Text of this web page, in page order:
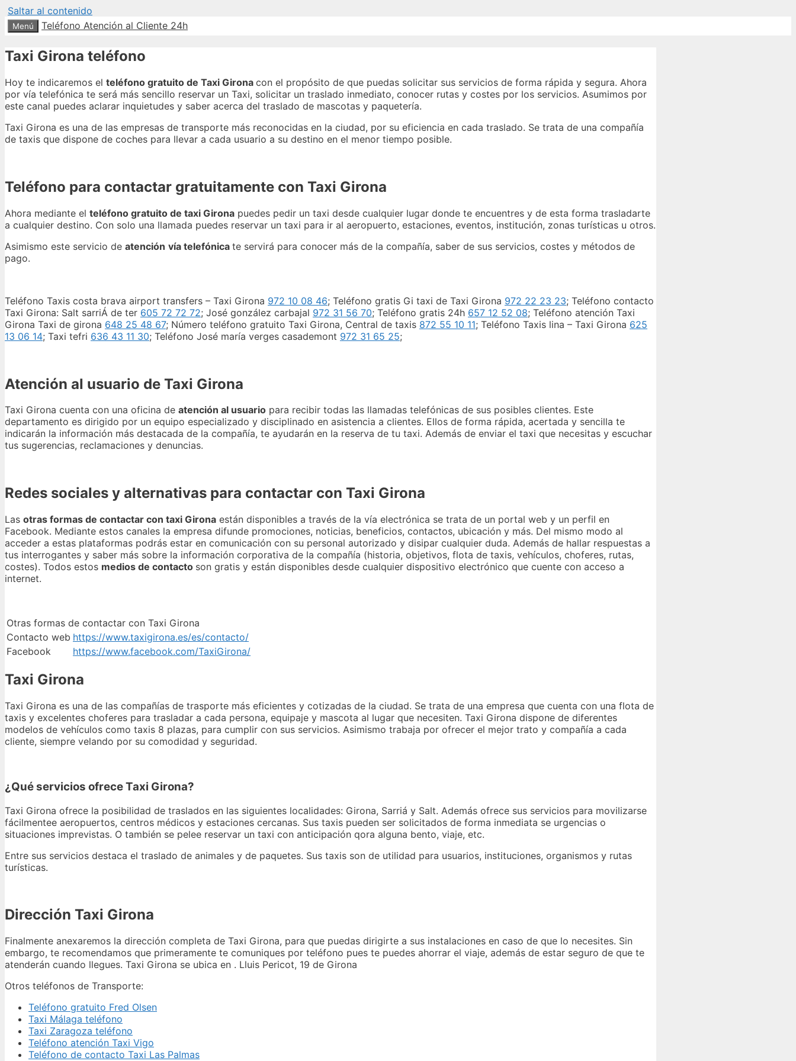
Saltar al contenido
Menú Teléfono Atención al Cliente 24h
Taxi Girona teléfono
Hoy te indicaremos el teléfono gratuito de Taxi Girona con el propósito de que puedas solicitar sus servicios de forma rápida y segura. Ahora
por vía telefónica te será más sencillo reservar un Taxi, solicitar un traslado inmediato, conocer rutas y costes por los servicios. Asumimos por
este canal puedes aclarar inquietudes y saber acerca del traslado de mascotas y paquetería.
Taxi Girona es una de las empresas de transporte más reconocidas en la ciudad, por su eficiencia en cada traslado. Se trata de una compañía
de taxis que dispone de coches para llevar a cada usuario a su destino en el menor tiempo posible.
Teléfono para contactar gratuitamente con Taxi Girona
Ahora mediante el teléfono gratuito de taxi Girona puedes pedir un taxi desde cualquier lugar donde te encuentres y de esta forma trasladarte
a cualquier destino. Con solo una llamada puedes reservar un taxi para ir al aeropuerto, estaciones, eventos, institución, zonas turísticas u otros.
Asimismo este servicio de atención vía telefónica te servirá para conocer más de la compañía, saber de sus servicios, costes y métodos de
pago.
Teléfono Taxis costa brava airport transfers – Taxi Girona 972 10 08 46; Teléfono gratis Gi taxi de Taxi Girona 972 22 23 23; Teléfono contacto
Taxi Girona: Salt sarriÁ de ter 605 72 72 72; José gonzález carbajal 972 31 56 70; Teléfono gratis 24h 657 12 52 08; Teléfono atención Taxi
Girona Taxi de girona 648 25 48 67; Número teléfono gratuito Taxi Girona, Central de taxis 872 55 10 11; Teléfono Taxis lina – Taxi Girona 625
13 06 14; Taxi tefri 636 43 11 30; Teléfono José maría verges casademont 972 31 65 25;
Atención al usuario de Taxi Girona
Taxi Girona cuenta con una oficina de atención al usuario para recibir todas las llamadas telefónicas de sus posibles clientes. Este
departamento es dirigido por un equipo especializado y disciplinado en asistencia a clientes. Ellos de forma rápida, acertada y sencilla te
indicarán la información más destacada de la compañía, te ayudarán en la reserva de tu taxi. Además de enviar el taxi que necesitas y escuchar
tus sugerencias, reclamaciones y denuncias.
Redes sociales y alternativas para contactar con Taxi Girona
Las otras formas de contactar con taxi Girona están disponibles a través de la vía electrónica se trata de un portal web y un perfil en
Facebook. Mediante estos canales la empresa difunde promociones, noticias, beneficios, contactos, ubicación y más. Del mismo modo al
acceder a estas plataformas podrás estar en comunicación con su personal autorizado y disipar cualquier duda. Además de hallar respuestas a
tus interrogantes y saber más sobre la información corporativa de la compañía (historia, objetivos, flota de taxis, vehículos, choferes, rutas,
costes). Todos estos medios de contacto son gratis y están disponibles desde cualquier dispositivo electrónico que cuente con acceso a
internet.
Otras formas de contactar con Taxi Girona
Contacto web https://www.taxigirona.es/es/contacto/
Facebook
https://www.facebook.com/TaxiGirona/
Taxi Girona
Taxi Girona es una de las compañías de trasporte más eficientes y cotizadas de la ciudad. Se trata de una empresa que cuenta con una flota de
taxis y excelentes choferes para trasladar a cada persona, equipaje y mascota al lugar que necesiten. Taxi Girona dispone de diferentes
modelos de vehículos como taxis 8 plazas, para cumplir con sus servicios. Asimismo trabaja por ofrecer el mejor trato y compañía a cada
cliente, siempre velando por su comodidad y seguridad.
¿Qué servicios ofrece Taxi Girona?
Taxi Girona ofrece la posibilidad de traslados en las siguientes localidades: Girona, Sarriá y Salt. Además ofrece sus servicios para movilizarse
fácilmentee aeropuertos, centros médicos y estaciones cercanas. Sus taxis pueden ser solicitados de forma inmediata se urgencias o
situaciones imprevistas. O también se pelee reservar un taxi con anticipación qora alguna bento, viaje, etc.
Entre sus servicios destaca el traslado de animales y de paquetes. Sus taxis son de utilidad para usuarios, instituciones, organismos y rutas
turísticas.
Dirección Taxi Girona
Finalmente anexaremos la dirección completa de Taxi Girona, para que puedas dirigirte a sus instalaciones en caso de que lo necesites. Sin
embargo, te recomendamos que primeramente te comuniques por teléfono pues te puedes ahorrar el viaje, además de estar seguro de que te
atenderán cuando llegues. Taxi Girona se ubica en . Lluis Pericot, 19 de Girona
Otros teléfonos de Transporte:
Teléfono gratuito Fred Olsen
Taxi Málaga teléfono
Taxi Zaragoza teléfono
Teléfono atención Taxi Vigo
Teléfono de contacto Taxi Las Palmas